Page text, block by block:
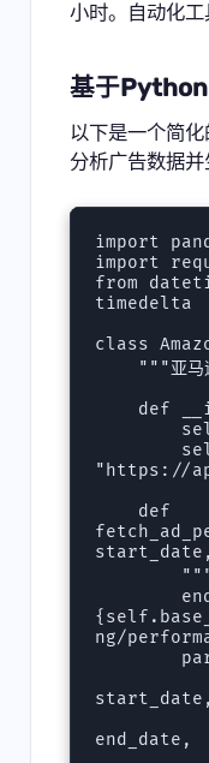
小时。自动化工
基于
以下是一个简
分析广告数据并
import
import
from
timedelta
class
"https://
ng/
start_date,
end_date,